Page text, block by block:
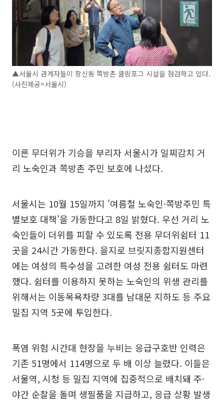
▲서울시 관계자들이 창신동 쪽방촌 쿨링포그 시설을 점검하고 있다.
(사진제공=서울시)
이른 무더위가 기승을 부리자 서울시가 일찌감치 거
리 노숙인과 쪽방촌 주민 보호에 나섰다.
서울시는 10월 15일까지 '여름철 노숙인·쪽방주민 특
별보호 대책'을 가동한다고 8일 밝혔다. 우선 거리 노
숙인들이 더위를 피할 수 있도록 전용 무더위쉼터 11
곳을 24시간 가동한다. 을지로 브릿지종합지원센터
에는 여성의 특수성을 고려한 여성 전용 쉼터도 마련
했다. 쉼터를 이용하지 못하는 노숙인의 위생 관리를
위해서는 이동목욕차량 3대를 남대문 지하도 등 주요
밀집 지역 5곳에 투입한다.
폭염 위험 시간대 현장을 누비는 응급구호반 인력은
기존 51명에서 114명으로 두 배 이상 늘렸다. 이들은
서울역, 시청 등 밀집 지역에 집중적으로 배치돼 주·
야간 순찰을 돌며 생필품을 지급하고, 응급 상황 발생